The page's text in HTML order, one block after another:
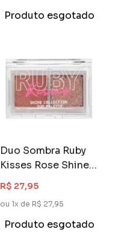
Produto esgotado
Duo Sombra Ruby
Kisses Rose Shine
Collection Gold
R$ 27,95
ou 1x de R$ 27,95
Produto esgotado